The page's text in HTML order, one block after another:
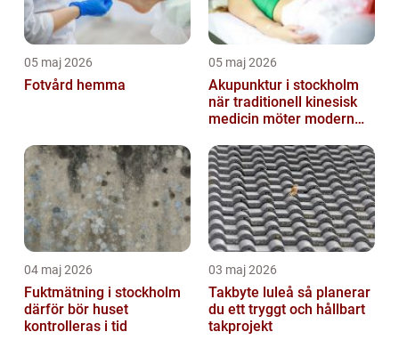
05 maj 2026
Fotvård hemma
05 maj 2026
Akupunktur i stockholm
när traditionell kinesisk
medicin möter modern
04 maj 2026
Fuktmätning i stockholm
därför bör huset
kontrolleras i tid
03 maj 2026
Takbyte luleå så planerar
du ett tryggt och hållbart
takprojekt